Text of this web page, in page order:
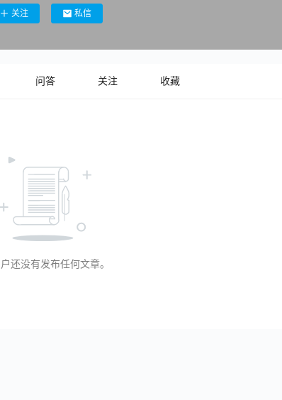
关注 私信
问答 关注 收藏
还没有发布任何文章。